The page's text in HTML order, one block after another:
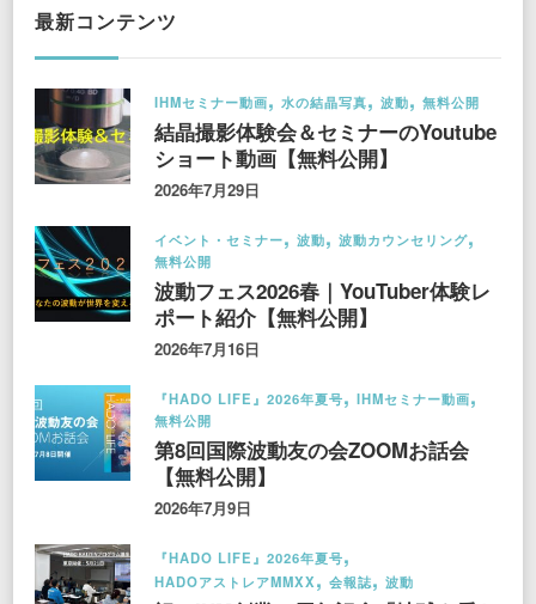
最新コンテンツ
IHMセミナー動画 水の結晶写真 波動 無料公開
結晶撮影体験会＆セミナーのYoutube
ショート動画【無料公開】
2026年7月29日
イベント・セミナー 波動
波動カウンセリング
無料公開
波動フェス2026春｜YouTuber体験レ
ポート紹介【無料公開】
2026年7月16日
『HADO LIFE』2026年夏号
IHMセミナー動画
無料公開
第8回国際波動友の会ZOOMお話会
【無料公開】
2026年7月9日
『HADO LIFE』2026年夏号
HADOアストレアMMXX
会報誌 波動